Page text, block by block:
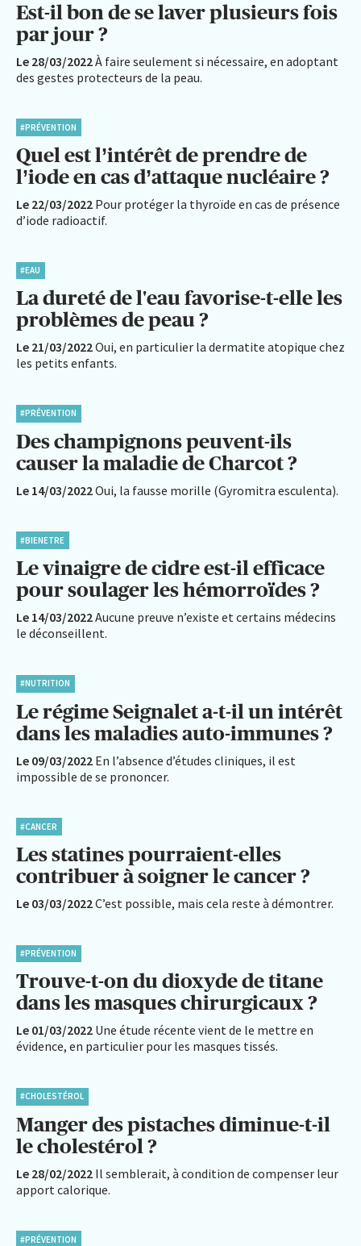
Est-il bon de se laver plusieurs fois
par jour ?
Le 28/03/2022À faire seulement si nécessaire, en adoptant
des gestes protecteurs de la peau.
#PRÉVENTION
Quel est l’intérêt de prendre de
l’iode en cas d’attaque nucléaire ?
Le 22/03/2022 Pour protéger la thyroïde en cas de présence
d’iode radioactif.
#EAU
La dureté de l'eau favorise-t-elle les
problèmes de peau ?
Le 21/03/2022Oui, en particulier la dermatite atopique chez
les petits enfants.
#PRÉVENTION
Des champignons peuvent-ils
causer la maladie de Charcot ?
Le 14/03/2022Oui, la fausse morille (Gyromitra esculenta).
#BIENETRE
Le vinaigre de cidre est-il efficace
pour soulager les hémorroïdes ?
Le 14/03/2022Aucune preuve n’existe et certains médecins
le déconseillent.
#NUTRITION
Le régime Seignalet a-t-il un intérêt
dans les maladies auto-immunes ?
Le 09/03/2022 En l’absence d’études cliniques, il est
impossible de se prononcer.
#CANCER
Les statines pourraient-elles
contribuer à soigner le cancer ?
Le 03/03/2022C’est possible, mais cela reste à démontrer.
#PRÉVENTION
Trouve-t-on du dioxyde de titane
dans les masques chirurgicaux ?
Le 01/03/2022 Une étude récente vient de le mettre en
évidence, en particulier pour les masques tissés.
#CHOLESTÉROL
Manger des pistaches diminue-t-il
le cholestérol ?
Le 28/02/2022 Il semblerait, à condition de compenser leur
apport calorique.
#PRÉVENTION